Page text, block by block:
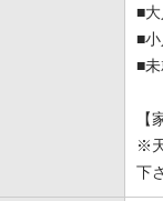
■
■
■
※
下